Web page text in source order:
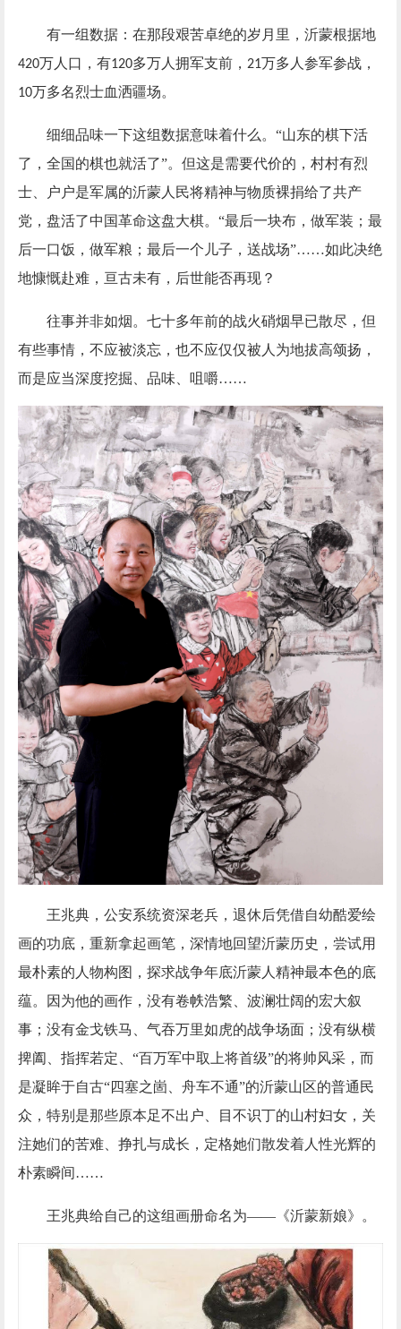
有一组数据：在那段艰苦卓绝的岁月里，沂蒙根据地
420万人口，有120多万人拥军支前， 21万多人参军参战，
10万多名烈士血洒疆场。
细细品味一下这组数据意味着什么。 “山东的棋下活
了，全国的棋也就活了”。但这是需要代价的，村村有烈
士、户户是军属的沂蒙人民将精神与物质裸捐给了共产
党，盘活了中国革命这盘大棋。“最后一块布，做军装；最
后一口饭，做军粮；最后一个儿子，送战场”……如此决绝
地慷慨赴难，亘古未有，后世能否再现？
往事并非如烟。七十多年前的战火硝烟早已散尽，但
有些事情，不应被淡忘，也不应仅仅被人为地拔高颂扬，
而是应当深度挖掘、品味、咀嚼……
王兆典，公安系统资深老兵，退休后凭借自幼酷爱绘
画的功底，重新拿起画笔，深情地回望沂蒙历史，尝试用
最朴素的人物构图，探求战争年底沂蒙人精神最本色的底
蕴。因为他的画作，没有卷帙浩繁、波澜壮阔的宏大叙
事；没有金戈铁马、气吞万里如虎的战争场面；没有纵横
捭阖、指挥若定、 “百万军中取上将首级”的将帅风采，而
是凝眸于自古“四塞之崮、舟车不通”的沂蒙山区的普通民
众，特别是那些原本足不出户、目不识丁的山村妇女，关
注她们的苦难、挣扎与成长，定格她们散发着人性光辉的
朴素瞬间……
王兆典给自己的这组画册命名为——《沂蒙新娘》。